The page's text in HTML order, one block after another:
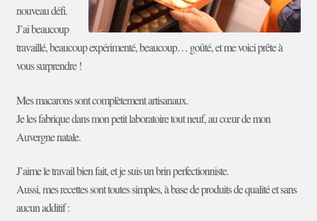
nouveau défi.
J’ai beaucoup
travaillé, beaucoup expérimenté, beaucoup… goûté, et mevoici prête à
vous surprendre !
Mes macarons sont complètement artisanaux.
Je les fabrique dans mon petit laboratoire tout neuf, au cœur de mon
Auvergne natale.
J’aime le travail bien fait, et je suis un brin perfectionniste.
Aussi, mes recettes sont toutes simples, à base de produits de qualité et sans
aucun additif :